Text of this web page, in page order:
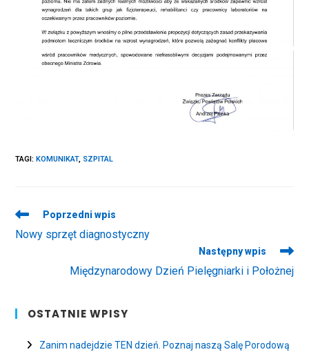
TAGI: KOMUNIKAT, SZPITAL
Read
more
articles
Poprzedni wpis
Nowy sprzęt diagnostyczny
Następny wpis
Międzynarodowy Dzień Pielęgniarki i Położnej
OSTATNIE WPISY
Zanim nadejdzie TEN dzień. Poznaj naszą Salę Porodową